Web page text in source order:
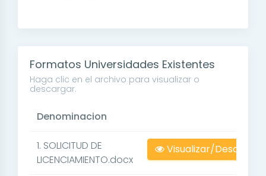
Formatos Universidades Existentes
Haga clic en el archivo para visualizar o
descargar.
Denominacion
1. SOLICITUD DE
LICENCIAMIENTO.docx
Visualizar/Descargar